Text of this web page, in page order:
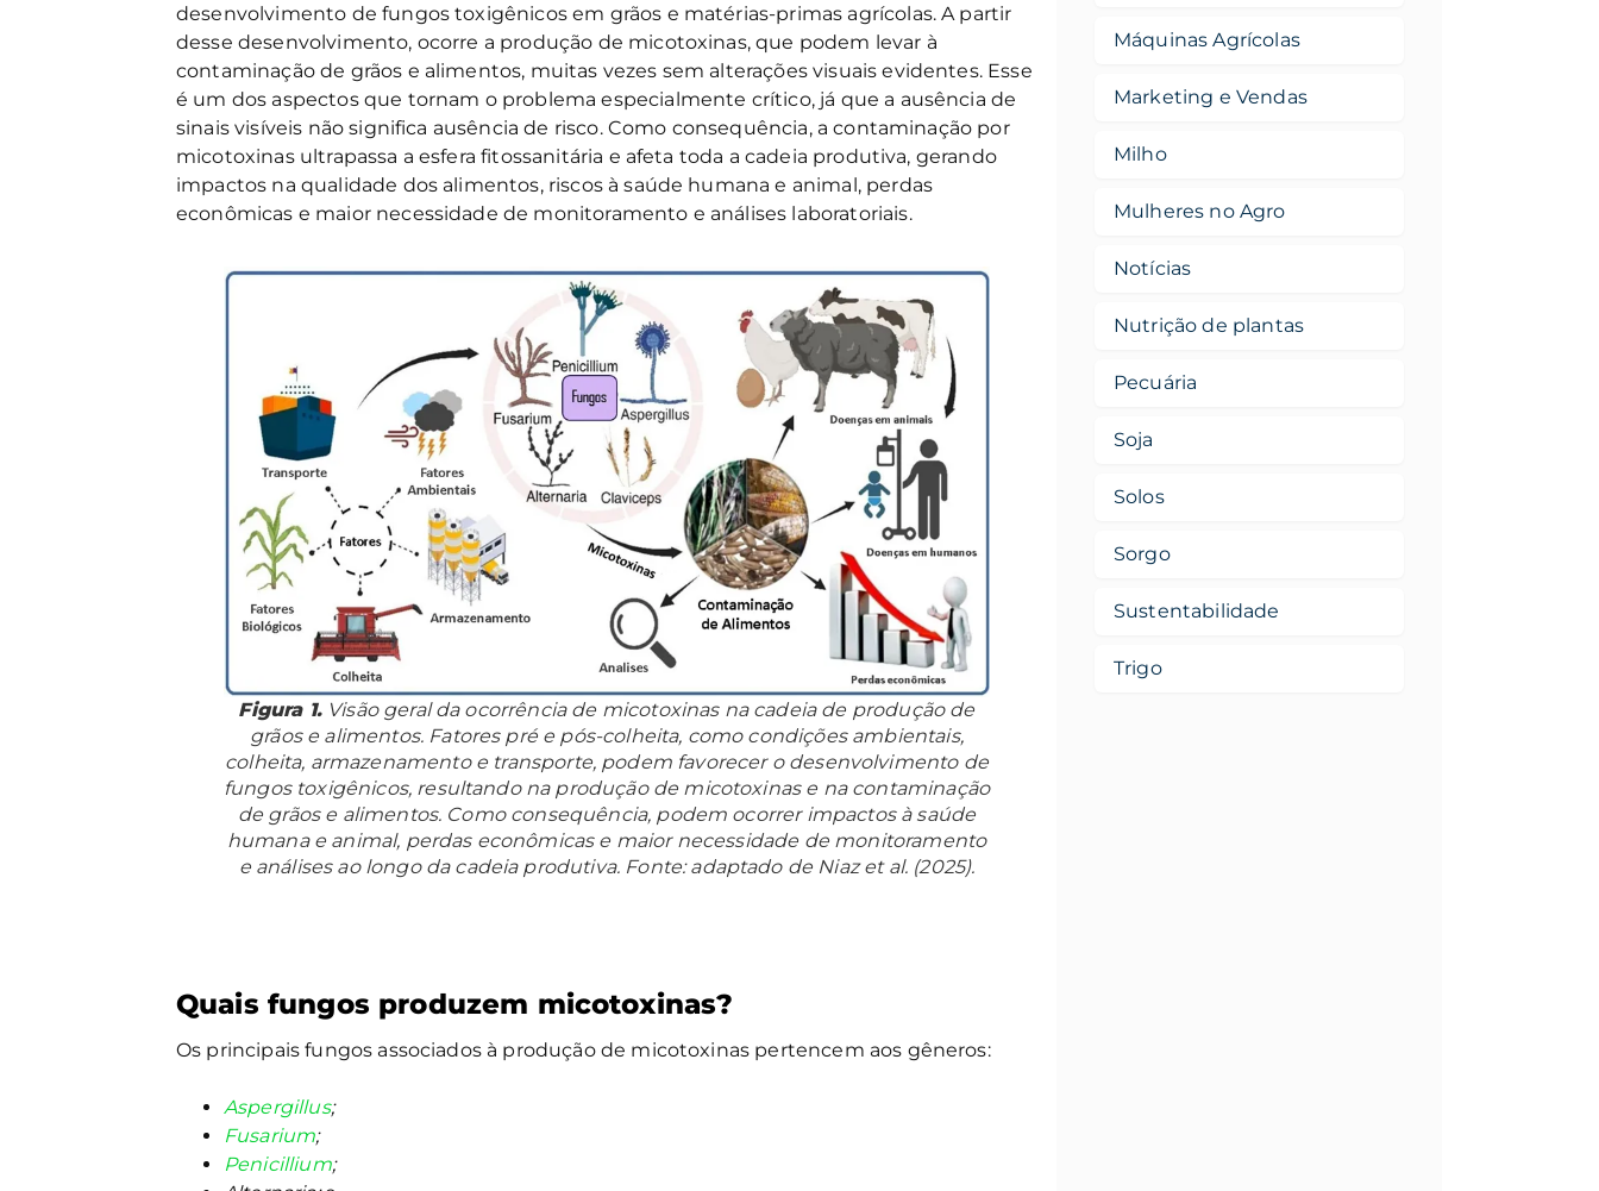
desenvolvimento de fungos toxigênicos em grãos e matérias-primas agrícolas. A partir
desse desenvolvimento, ocorre a produção de micotoxinas, que podem levar à
contaminação de grãos e alimentos, muitas vezes sem alterações visuais evidentes. Esse
é um dos aspectos que tornam o problema especialmente crítico, já que a ausência de
sinais visíveis não significa ausência de risco. Como consequência, a contaminação por
micotoxinas ultrapassa a esfera fitossanitária e afeta toda a cadeia produtiva, gerando
impactos na qualidade dos alimentos, riscos à saúde humana e animal, perdas
econômicas e maior necessidade de monitoramento e análises laboratoriais.
Figura 1.Visão geral da ocorrência de micotoxinas na cadeia de produção de
grãos e alimentos. Fatores pré e pós-colheita, como condições ambientais,
colheita, armazenamento e transporte, podem favorecer o desenvolvimento de
fungos toxigênicos, resultando na produção de micotoxinas e na contaminação
de grãos e alimentos. Como consequência, podem ocorrer impactos à saúde
humana e animal, perdas econômicas e maior necessidade de monitoramento
e análises ao longo da cadeia produtiva. Fonte: adaptado de Niaz et al. (2025).
Quais fungos produzem micotoxinas?
Os principais fungos associados à produção de micotoxinas pertencem aos gêneros:
Aspergillus;
Fusarium;
Penicillium;
Máquinas Agrícolas
Marketing e Vendas
Milho
Mulheres no Agro
Notícias
Nutrição de plantas
Pecuária
Soja
Solos
Sorgo
Sustentabilidade
Trigo